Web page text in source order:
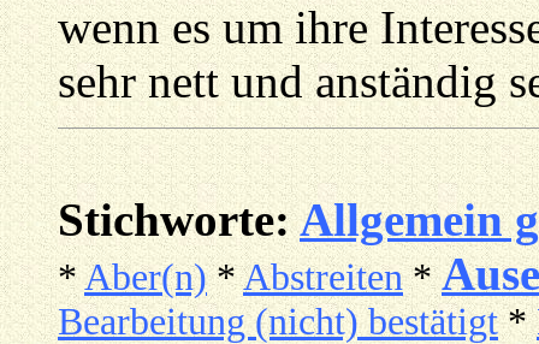
wenn es um ihre
sehr nett und anständig
Stichworte:Allgemein
*Aber(n)*Abstreiten*
Bearbeitung (nicht) bestätigt*